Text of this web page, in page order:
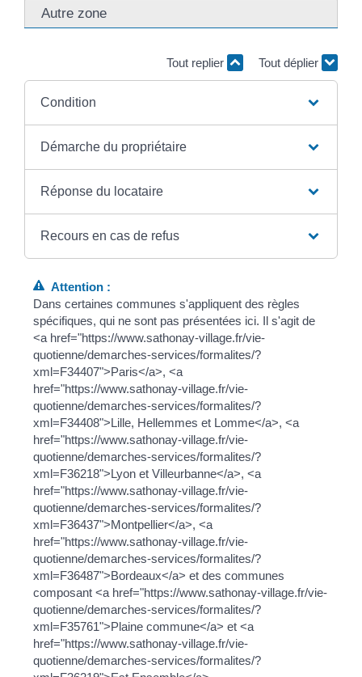
Autre zone
Tout replier Tout déplier
Condition
Démarche du propriétaire
Réponse du locataire
Recours en cas de refus
Attention :
Dans certaines communes s'appliquent des règles
spécifiques, qui ne sont pas présentées ici. Il s'agit de
<a href="https://www.sathonay-village.fr/vie-
quotienne/demarches-services/formalites/?
xml=F34407">Paris</a>, <a
href="https://www.sathonay-village.fr/vie-
quotienne/demarches-services/formalites/?
xml=F34408">Lille, Hellemmes et Lomme</a>, <a
href="https://www.sathonay-village.fr/vie-
quotienne/demarches-services/formalites/?
xml=F36218">Lyon et Villeurbanne</a>, <a
href="https://www.sathonay-village.fr/vie-
quotienne/demarches-services/formalites/?
xml=F36437">Montpellier</a>, <a
href="https://www.sathonay-village.fr/vie-
quotienne/demarches-services/formalites/?
xml=F36487">Bordeaux</a> et des communes
composant <a href="https://www.sathonay-village.fr/vie-
quotienne/demarches-services/formalites/?
xml=F35761">Plaine commune</a> et <a
href="https://www.sathonay-village.fr/vie-
quotienne/demarches-services/formalites/?